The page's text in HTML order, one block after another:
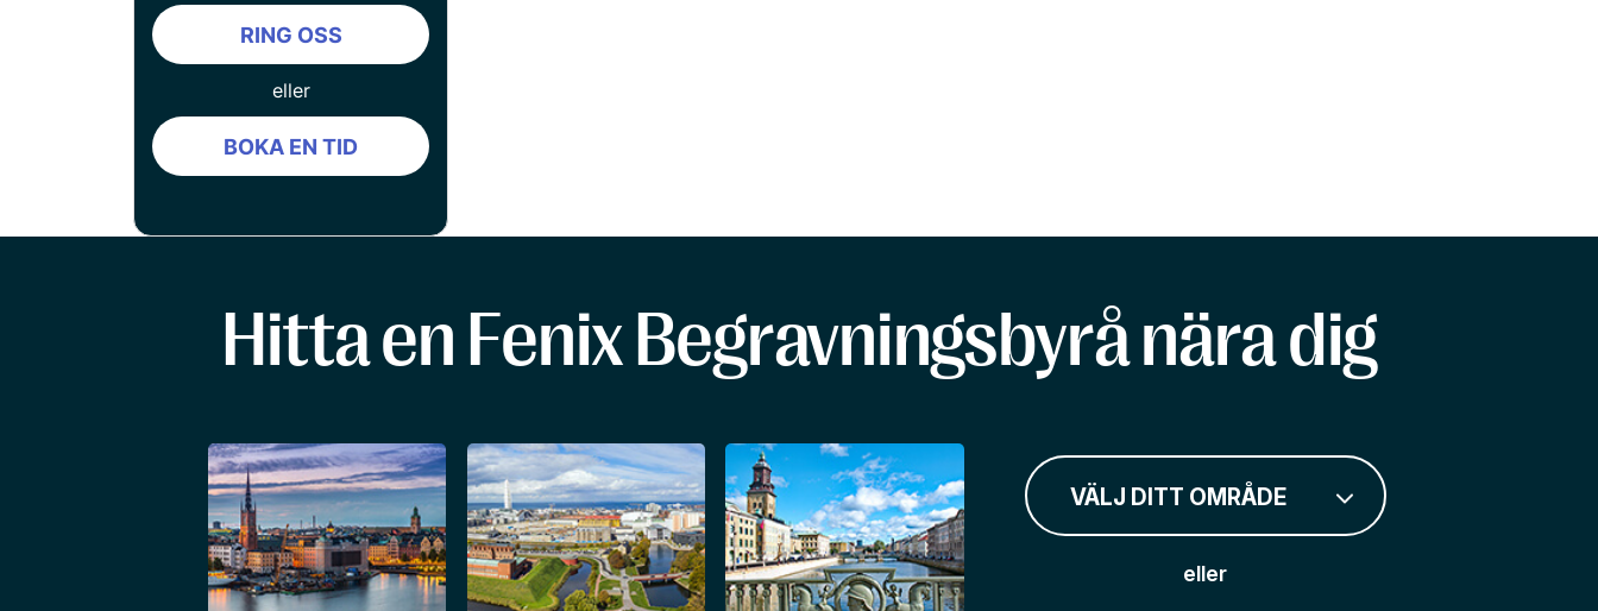
RING OSS
eller
BOKA EN TID
Hitta en Fenix Begravningsbyrå nära dig
VÄLJ DITT OMRÅDE
eller